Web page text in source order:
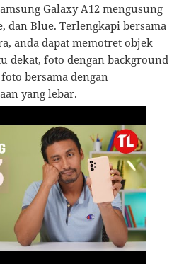
Galaxy A12 mengusung
dan Blue. Terlengkapi bersama
anda dapat memotret objek
dekat, foto dengan background
bersama dengan
yang lebar.